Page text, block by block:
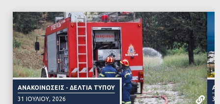
ΑΝΑΚΟΙΝΏΣΕΙΣ - ΔΕΛΤΊΑ ΤΎΠΟΥ
31 ΙΟΥΛΊΟΥ, 2026
31